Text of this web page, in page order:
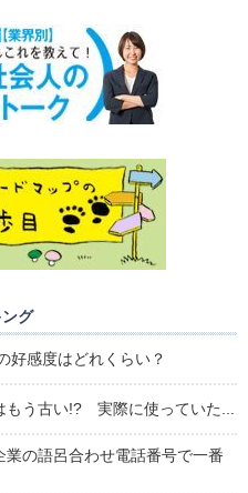
グ
好感度はどれくらい？
もう古い!? 実際に使っていた...
の語呂合わせ電話番号で一番